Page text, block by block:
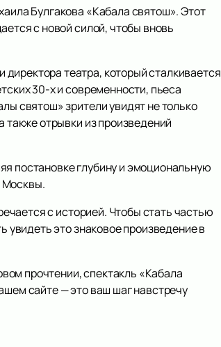
Булгакова «Кабала святош». Этот
с новой силой, чтобы вновь
театра, который сталкивается
30-х и современности, пьеса
святош» зрители увидят не только
отрывки из произведений
постановке глубину и эмоциональную
Москвы.
с историей. Чтобы стать частью
увидеть это знаковое произведение в
прочтении, спектакль «Кабала
сайте — это ваш шаг навстречу